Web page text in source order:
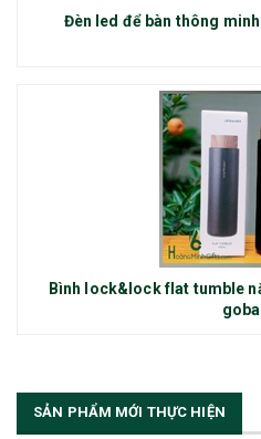
Đèn led để bàn thông
Bình lock&lock flat tumble
SẢN PHẨM MỚI THỰC HIỆN